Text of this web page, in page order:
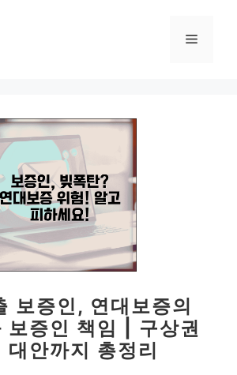
메
보증인, 연대보증의
보증인 책임 | 구상권
대안까지 총정리